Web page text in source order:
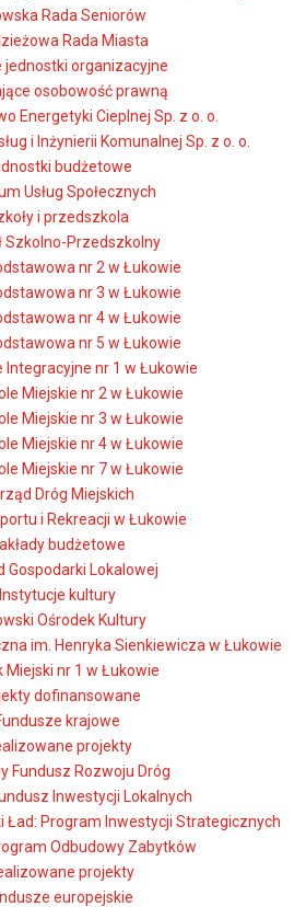
Rada Seniorów
Rada Miasta
jednostki organizacyjne
osobowość prawną
Energetyki Cieplnej Sp. z o. o.
i Inżynierii Komunalnej Sp. z o. o.
budżetowe
Usług Społecznych
i przedszkola
Szkolno-Przedszkolny
nr 2 w Łukowie
nr 3 w Łukowie
nr 4 w Łukowie
nr 5 w Łukowie
Integracyjne nr 1 w Łukowie
Miejskie nr 2 w Łukowie
Miejskie nr 3 w Łukowie
Miejskie nr 4 w Łukowie
Miejskie nr 7 w Łukowie
Dróg Miejskich
i Rekreacji w Łukowie
budżetowe
Gospodarki Lokalowej
Instytucje kultury
Ośrodek Kultury
im. Henryka Sienkiewicza w Łukowie
Miejski nr 1 w Łukowie
dofinansowane
krajowe
projekty
Fundusz Rozwoju Dróg
Inwestycji Lokalnych
Ład: Program Inwestycji Strategicznych
Odbudowy Zabytków
projekty
europejskie